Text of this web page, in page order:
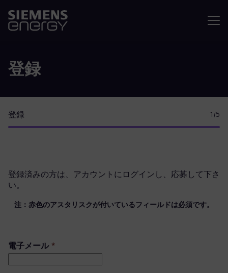
登録
登録 1 /5
登録済みの方は、 アカウントにログイン し、応募して下さ
い。
注：赤色のアスタリスクが付いているフィールドは必須です。
電子メール*